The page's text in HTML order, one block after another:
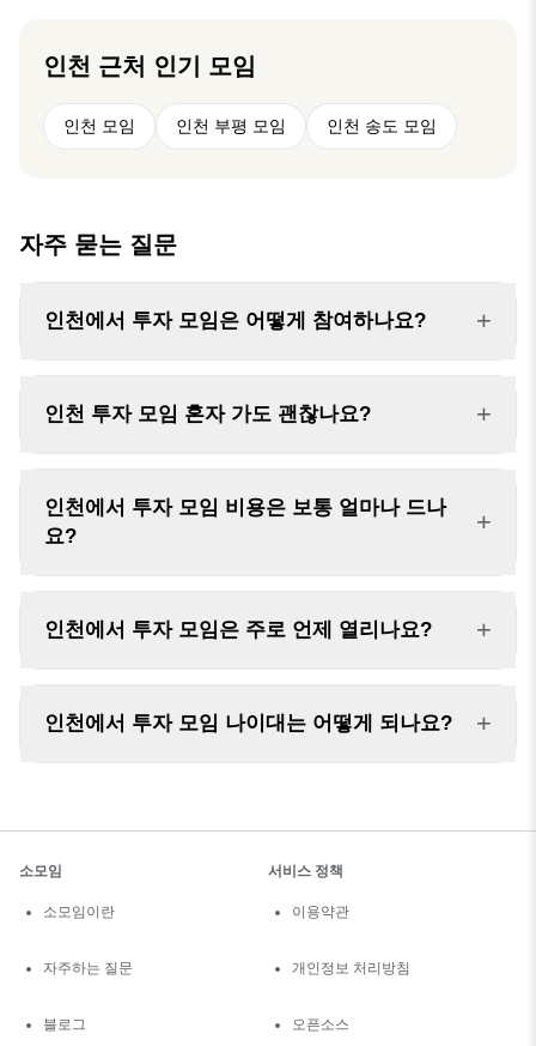
선 비교 NO → 성장 YES 정보는 나누고, 결과로 증
명 부정적인 말보다 해결책 공유 설계사 프리랜서
이직고민중 보험상품이 아닌 성장을 위한 영업 노하
우및 금융지식 강의및 공유 단순 친목 모임 아닙니
다.
인천 근처 인기 모임
인천 모임 인천 부평 모임 인천 송도 모임
자주 묻는 질문
인천에서 투자 모임은 어떻게 참여하나요? +
인천 투자 모임 혼자 가도 괜찮나요? +
인천에서 투자 모임 비용은 보통 얼마나 드나
요?
+
인천에서 투자 모임은 주로 언제 열리나요? +
인천에서 투자 모임 나이대는 어떻게 되나요? +
소모임
소모임이란
자주하는 질문
블로그
서비스 정책
이용약관
개인정보 처리방침
오픈소스